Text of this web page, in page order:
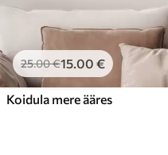
25.00€15.00 €
Koidula mere ääres